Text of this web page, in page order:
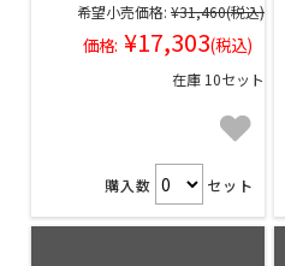
希望小売価格: ¥31,460(税込)
価格: ¥17,303(税込)
在庫 10セット
購入数 セット